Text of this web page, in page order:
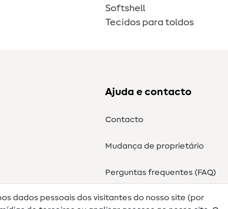
Softshell
Tecidos para toldos
Ajuda e contacto
Contacto
Mudança de proprietário
Perguntas frequentes (FAQ)
Direito de cancelamento
dados pessoais dos visitantes do nosso site (por